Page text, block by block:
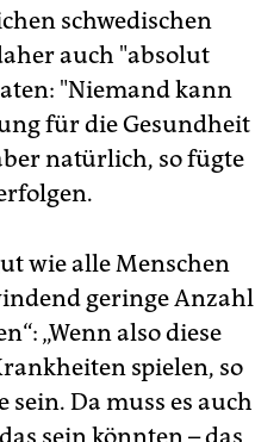
schwedischen
auch "absolut
"Niemand kann
für die Gesundheit
natürlich, so fügte
wie alle Menschen
geringe Anzahl
„Wenn also diese
spielen, so
Da muss es auch
sein könnten – das